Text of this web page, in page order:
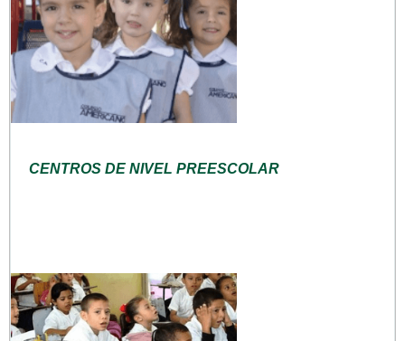
CENTROS DE NIVEL PREESCOLAR